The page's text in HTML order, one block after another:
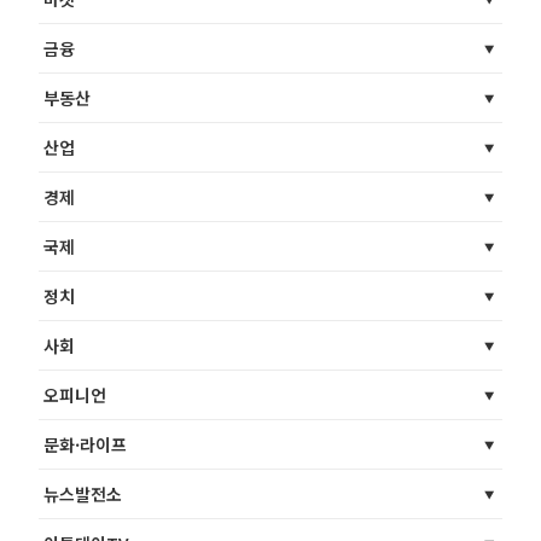
금융
부동산
산업
경제
국제
정치
사회
오피니언
문화·라이프
뉴스발전소